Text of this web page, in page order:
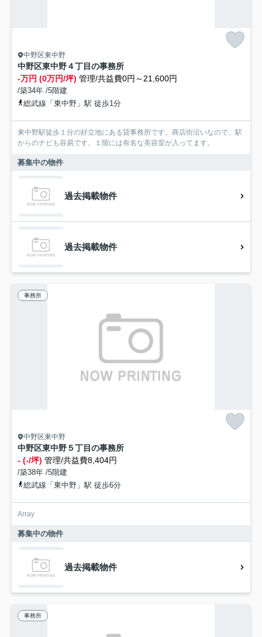
中野区東中野
中野区東中野４丁目の事務所
-万円 (0万円/坪) 管理/共益費0円～21,600円
/築34年 /5階建
総武線「東中野」駅 徒歩1分
東中野駅徒歩１分の好立地にある貸事務所です。商店街沿いなので、駅
からのナビも容易です。１階には有名な美容室が入ってます。
募集中の物件
過去掲載物件
過去掲載物件
事務所
中野区東中野
中野区東中野５丁目の事務所
- (-/坪) 管理/共益費8,404円
/築38年 /5階建
総武線「東中野」駅 徒歩6分
Array
募集中の物件
過去掲載物件
事務所